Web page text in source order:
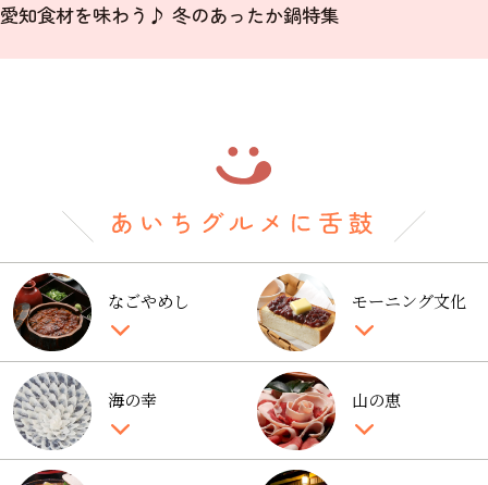
愛知食材を味わう♪ 冬のあったか鍋特集
なごやめし モーニング文化
海の幸 山の恵